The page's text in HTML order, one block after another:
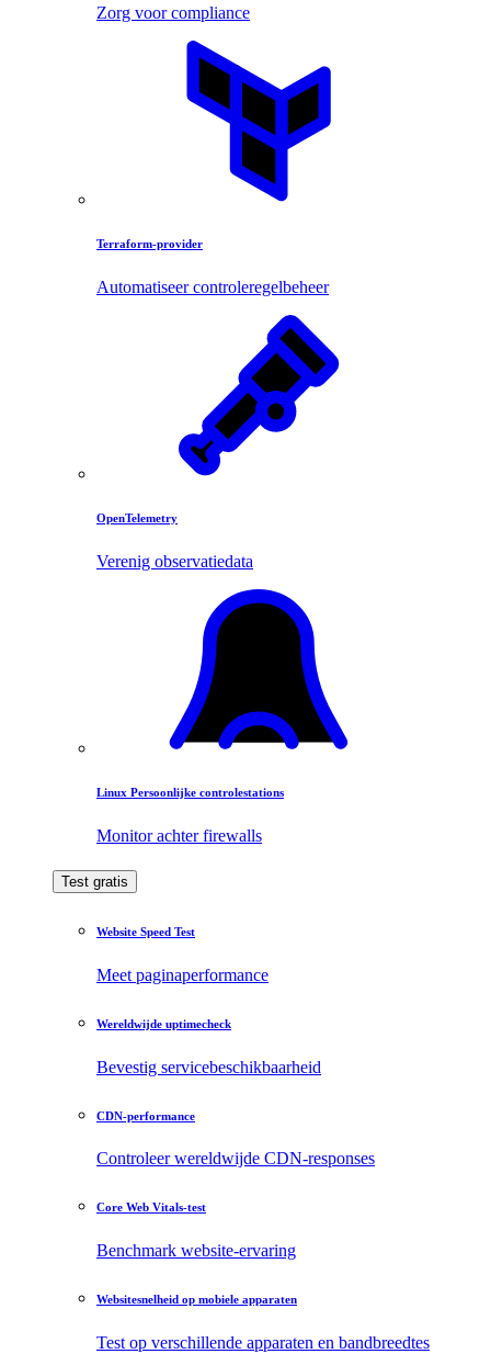
Zorg voor compliance
Terraform-provider
Automatiseer controleregelbeheer
OpenTelemetry
Verenig observatiedata
Linux Persoonlijke controlestations
Monitor achter firewalls
Test gratis
Website Speed Test
Meet paginaperformance
Wereldwijde uptimecheck
Bevestig servicebeschikbaarheid
CDN-performance
Controleer wereldwijde CDN-responses
Core Web Vitals-test
Benchmark website-ervaring
Websitesnelheid op mobiele apparaten
Test op verschillende apparaten en bandbreedtes